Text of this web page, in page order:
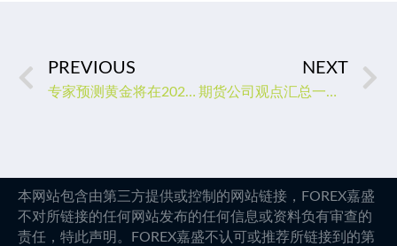
PREVIOUS
专家预测黄金将在2023年创下新高，美股将遭受多年熊市！
NEXT
期货公司观点汇总一张图：1月12日农产品（棉花、豆粕、白糖、玉米、鸡蛋、生猪等）
本网站包含由第三方提供或控制的网站链接，FOREX嘉盛
不对所链接的任何网站发布的任何信息或资料负有审查的
责任，特此声明。FOREX嘉盛不认可或推荐所链接到的第